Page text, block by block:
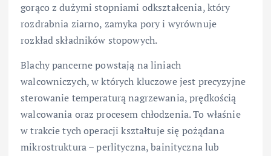
gorąco z dużymi stopniami odkształcenia, który
rozdrabnia ziarno, zamyka pory i wyrównuje
rozkład składników stopowych.
Blachy pancerne powstają na liniach
walcowniczych, w których kluczowe jest precyzyjne
sterowanie temperaturą nagrzewania, prędkością
walcowania oraz procesem chłodzenia. To właśnie
w trakcie tych operacji kształtuje się pożądana
mikrostruktura – perlityczna, bainityczna lub